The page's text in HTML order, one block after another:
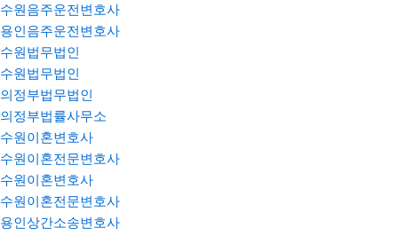
수원음주운전변호사
용인음주운전변호사
수원법무법인
수원법무법인
의정부법무법인
의정부법률사무소
수원이혼변호사
수원이혼전문변호사
수원이혼변호사
수원이혼전문변호사
용인상간소송변호사